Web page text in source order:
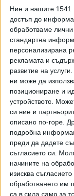
Ние и нашите 1541
достъп до
обработваме
стандартна
персонализирана
рекламата и
развитие на услуги.
ни може да
позициониране и
устройството.
си ние и
описано по-горе.
подробна
преди да дадете
съгласието си.
начините на
изисква
обработването им
са в сила само за
ПОСЛЕ